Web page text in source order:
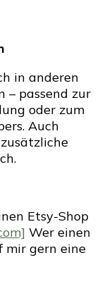
in anderen
– passend zur
oder zum
Auch
Etsy-Shop
Wer einen
mir gern eine